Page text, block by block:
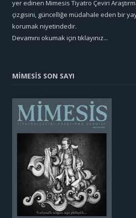
yer edinen Mimesis Tiyatro Çeviri
çizgisini, güncelliğe müdahale eden bir
korumak niyetindedir.
Devamını okumak için tıklayınız...
MİMESİS SON SAYI